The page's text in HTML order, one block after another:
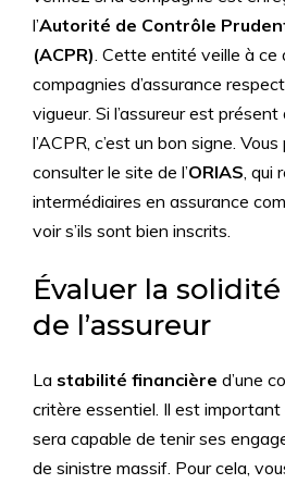
l’Autorité de Contrôle
(ACPR). Cette entité veille à ce
compagnies d’assurance
vigueur. Si l’assureur est
l’ACPR, c’est un bon signe.
consulter le site de l’ORIAS, qui
intermédiaires en assurance
voir s’ils sont bien inscrits.
Évaluer la
de l’assureur
La stabilité financière d’une
critère essentiel. Il est important
sera capable de tenir ses
de sinistre massif. Pour cela,